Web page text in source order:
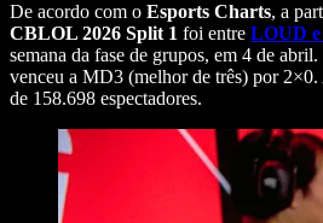
De acordo com o Esports Charts, a
CBLOL 2026 Split 1 foi entre LOUD
semana da fase de grupos, em 4 de
venceu a MD3 (melhor de três) por
de 158.698 espectadores.